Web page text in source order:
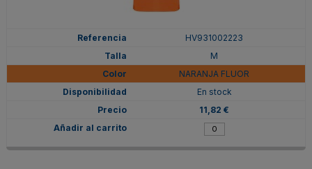
HV931002223
M
NARANJA FLUOR
En stock
11,82 €